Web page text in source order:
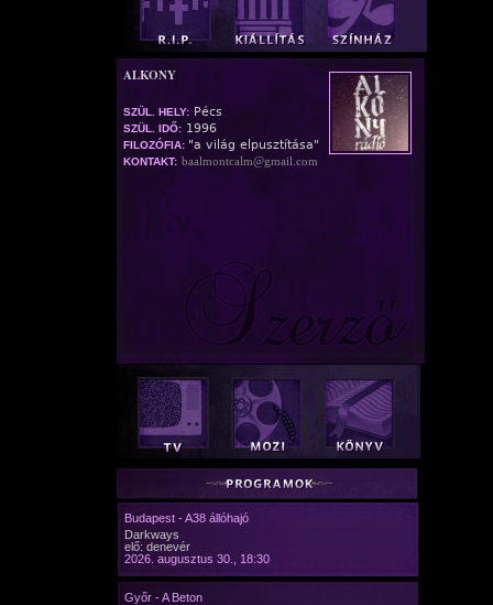
ALKONY
SZÜL. HELY: Pécs
SZÜL. IDŐ: 1996
FILOZÓFIA: "a világ elpusztítása"
KONTAKT: baalmontcalm@gmail.com
Budapest - A38 állóhajó
Darkways
elő: denevér
2026. augusztus 30., 18:30
Győr - A Beton